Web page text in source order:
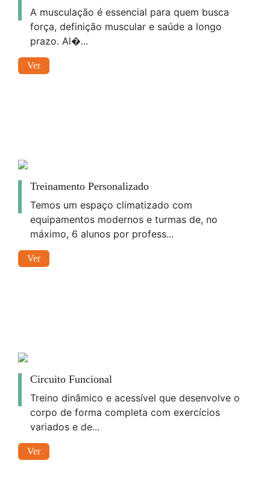
A musculação é essencial para quem busca
força, definição muscular e saúde a longo
prazo. Al�...
Ver
Treinamento Personalizado
Temos um espaço climatizado com
equipamentos modernos e turmas de, no
máximo, 6 alunos por profess...
Ver
Circuito Funcional
Treino dinâmico e acessível que desenvolve o
corpo de forma completa com exercícios
variados e de...
Ver